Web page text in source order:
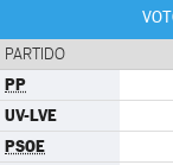
PARTIDO
PP
UV-LVE
PSOE